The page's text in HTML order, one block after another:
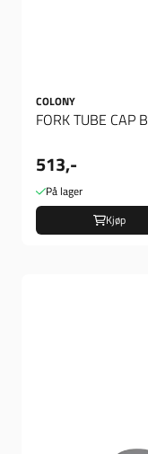
COLONY
FORK TUBE CAP
513,-
På lager
Kjøp